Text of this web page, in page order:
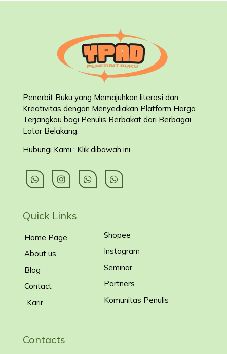
Penerbit Buku yang Memajuhkan literasi dan
Kreativitas dengan Menyediakan Platform Harga
Terjangkau bagi Penulis Berbakat dari Berbagai
Latar Belakang
Hubungi Kami : Klik dibawah ini
Quick Links
Home Page
About us
Blog
Contact
Karir
Shopee
Instagram
Seminar
Partners
Komunitas Penulis
Contacts